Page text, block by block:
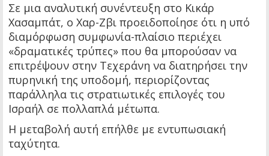
Σε μια αναλυτική συνέντευξη στο Κικάρ
Χασαμπάτ, ο Χαρ-Ζβι προειδοποίησε ότι η υπό
διαμόρφωση συμφωνία-πλαίσιο περιέχει
«δραματικές τρύπες» που θα μπορούσαν να
επιτρέψουν στην Τεχεράνη να διατηρήσει την
πυρηνική της υποδομή, περιορίζοντας
παράλληλα τις στρατιωτικές επιλογές του
Ισραήλ σε πολλαπλά μέτωπα.
Η μεταβολή αυτή επήλθε με εντυπωσιακή
ταχύτητα.